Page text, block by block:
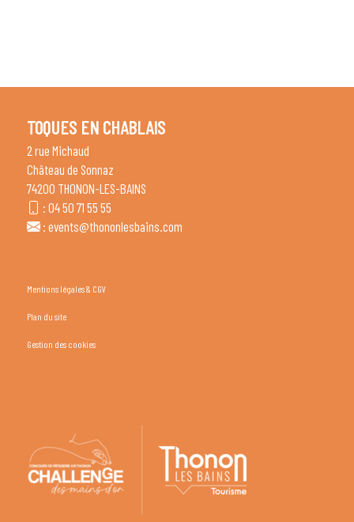
TOQUES EN CHABLAIS
2 rue Michaud
Château de Sonnaz
74200 THONON-LES-BAINS
: 04 50 71 55 55
: events@thononlesbains.com
Mentions légales & CGV
Plan du site
Gestion des cookies